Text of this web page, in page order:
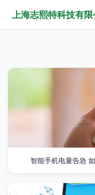
上海志熙特科技有
智能手机电量告急